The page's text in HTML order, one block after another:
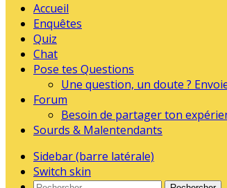
Accueil
Enquêtes
Quiz
Chat
Pose tes Questions
Une question, un doute ?
Forum
Besoin de partager ton
Sourds & Malentendants
Sidebar (barre latérale)
Switch skin